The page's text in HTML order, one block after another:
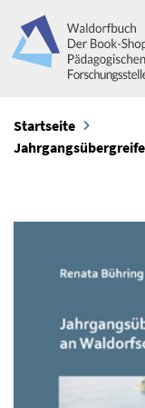
Startseite